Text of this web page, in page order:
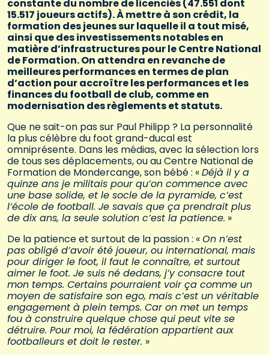
constante du nombre de licenciés (47.551 dont
15.517 joueurs actifs). À mettre à son crédit, la
formation des jeunes sur laquelle il a tout misé,
ainsi que des investissements notables en
matière d’infrastructures pour le Centre National
de Formation. On attendra en revanche de
meilleures performances en termes de plan
d’action pour accroître les performances et les
finances du football de club, comme en
modernisation des règlements et statuts.
Que ne sait-on pas sur Paul Philipp ? La personnalité
la plus célèbre du foot grand-ducal est
omniprésente. Dans les médias, avec la sélection lors
de tous ses déplacements, ou au Centre National de
Formation de Mondercange, son bébé : «Déjà il y a
quinze ans je militais pour qu’on commence avec
une base solide, et le socle de la pyramide, c’est
l’école de football. Je savais que ça prendrait plus
de dix ans, la seule solution c’est la patience. »
De la patience et surtout de la passion : «On n’est
pas obligé d’avoir été joueur, ou international, mais
pour diriger le foot, il faut le connaître, et surtout
aimer le foot. Je suis né dedans, j’y consacre tout
mon temps. Certains pourraient voir ça comme un
moyen de satisfaire son ego, mais c’est un véritable
engagement à plein temps. Car on met un temps
fou à construire quelque chose qui peut vite se
détruire. Pour moi, la fédération appartient aux
footballeurs et doit le rester. »